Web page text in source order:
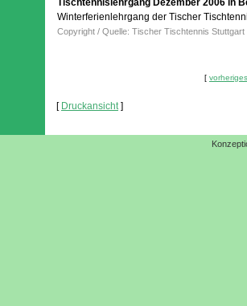
Tischtennislehrgang Dezember 2006 in
Winterferienlehrgang der Tischer
Copyright / Quelle: Tischer Tischtennis Stuttgart
[
[ Druckansicht]